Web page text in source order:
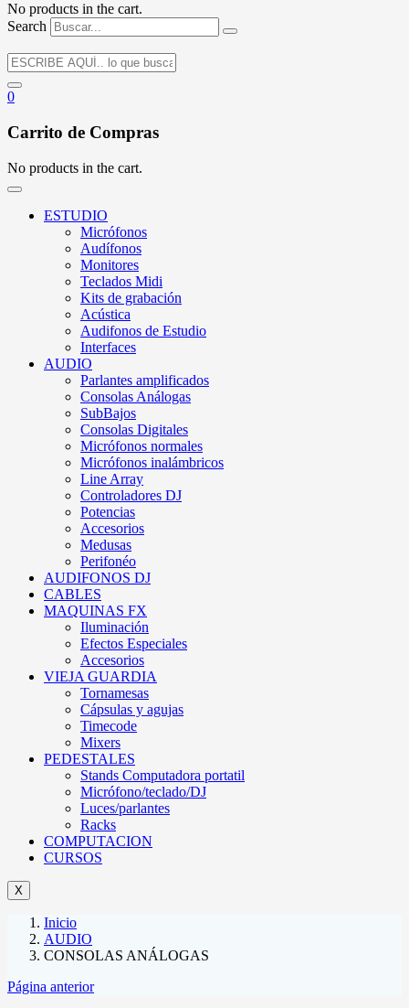
No products in the cart.
Search
0
Carrito de Compras
No products in the cart.
ESTUDIO
Micrófonos
Audífonos
Monitores
Teclados Midi
Kits de grabación
Acústica
Audifonos de Estudio
Interfaces
AUDIO
Parlantes amplificados
Consolas Análogas
SubBajos
Consolas Digitales
Micrófonos normales
Micrófonos inalámbricos
Line Array
Controladores DJ
Potencias
Accesorios
Medusas
Perifonéo
AUDIFONOS DJ
CABLES
MAQUINAS FX
Iluminación
Efectos Especiales
Accesorios
VIEJA GUARDIA
Tornamesas
Cápsulas y agujas
Timecode
Mixers
PEDESTALES
Stands Computadora portatil
Micrófono/teclado/DJ
Luces/parlantes
Racks
COMPUTACION
CURSOS
X
Inicio
AUDIO
CONSOLAS ANÁLOGAS
Página anterior